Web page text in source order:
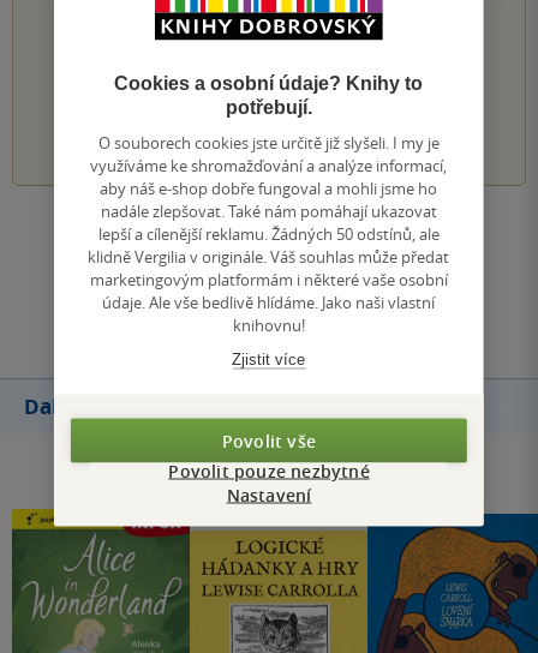
PŘIDEJTE SVÉ HODNOCENÍ KNIHY
2
Zobrazit všechna hodnocení
Přidat hodnocení
Další knihy autora
Cookies a osobní údaje? Knihy to
potřebují.
O souborech cookies jste určitě již slyšeli. I my je
využíváme ke shromažďování a analýze informací,
aby náš e-shop dobře fungoval a mohli jsme ho
nadále zlepšovat. Také nám pomáhají ukazovat
lepší a cílenější reklamu. Žádných 50 odstínů, ale
klidně Vergilia v originále. Váš souhlas může předat
marketingovým platformám i některé vaše osobní
údaje. Ale vše bedlivě hlídáme. Jako naši vlastní
knihovnu!
Zjistit více
Povolit vše
Povolit pouze nezbytné
Nastavení